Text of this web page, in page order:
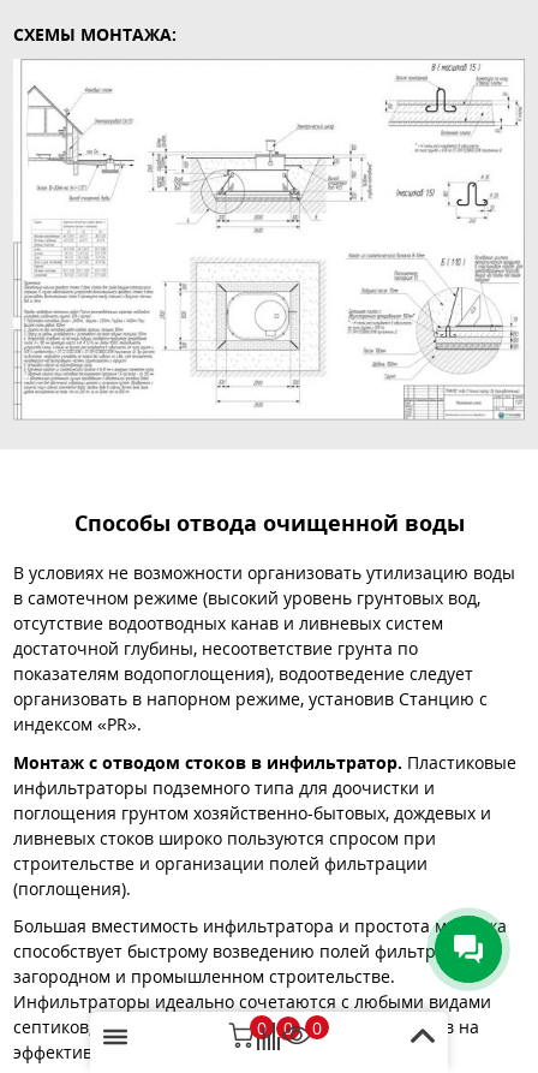
0 0 0
СХЕМЫ МОНТАЖА:
Способы отвода очищенной воды
В условиях не возможности организовать утилизацию воды
в самотечном режиме (высокий уровень грунтовых вод,
отсутствие водоотводных канав и ливневых систем
достаточной глубины, несоответствие грунта по
показателям водопоглощения), водоотведение следует
организовать в напорном режиме, установив Станцию с
индексом «PR».
Монтаж с отводом стоков в инфильтратор. Пластиковые
инфильтраторы подземного типа для доочистки и
поглощения грунтом хозяйственно-бытовых, дождевых и
ливневых стоков широко пользуются спросом при
строительстве и организации полей фильтрации
(поглощения).
Большая вместимость инфильтратора и простота монтажа
способствует быстрому возведению полей фильтрации в
загородном и промышленном строительстве.
Инфильтраторы идеально сочетаются с любыми видами
септиков, замыкая предварительную очистку стоков на
эффективное "дренажное поле".